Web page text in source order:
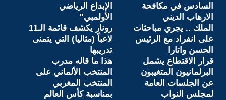
السادس في مكافحة
الارهاب الديني
الملك .. يجري مباحثات
على انفراد مع الرئيس
الحسن واتارا
قرار الاقتطاع يشمل
البرلمانيون المتغيبون
عن الجلسات العامة
لمجلس النواب
الإبداع الرياضي
الأولمبي”
رونار يكشف قائمة الـ11
لاعباً (مثاليا) التي يتمنى
تدريبها
هذا ما قاله مدرب
المنتخب الألماني على
المنتخب المغربي
بمناسبة كأس العالم